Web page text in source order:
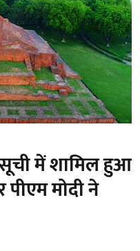
सूची में शामिल हुआ
पीएम मोदी ने